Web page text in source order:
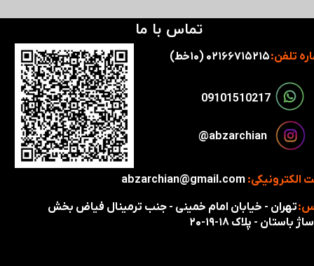
تماس با ما
تلفن:
تهران - خیابان امام خمینی - جنب ترمینال فیاض بخش
باستان - پلاک ۱۸-۱۹-۲۰
الکترونیکی: abzarchian@gmail.com
​​09101510217​​​​​​​
​​​abzarchian@